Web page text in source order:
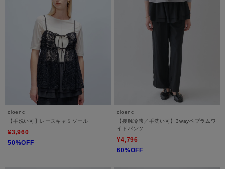
cloenc
【手洗い可】レースキャミソール
¥3,960
50%OFF
cloenc
【接触冷感／手洗い可】3wayペプラムワ
イドパンツ
¥4,796
60%OFF